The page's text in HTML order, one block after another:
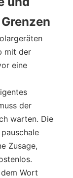
mit der
eine
der
warten. Die
Zusage,
Wort